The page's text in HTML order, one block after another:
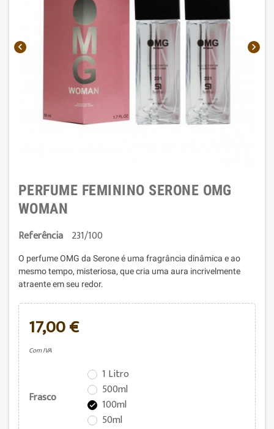
 
PERFUME FEMININO SERONE OMG
WOMAN
Referência 231/100
O perfume OMG da Serone é uma fragrância dinâmica e ao
mesmo tempo, misteriosa, que cria uma aura incrivelmente
atraente em seu redor.
17,00 €
Com IVA
Frasco
1 Litro
500ml

100ml
50ml